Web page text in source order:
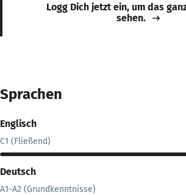
Logg Dich jetzt ein, um das
sehen.
Sprachen
Englisch
C1 (Fließend)
Deutsch
A1-A2 (Grundkenntnisse)